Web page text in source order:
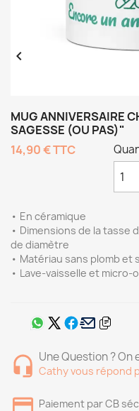

MUG ANNIVERSAIRE
SAGESSE (OU PAS)"
14,90 €TTC
• En céramique
• Dimensions de la tasse
de diamètre
• Matériau sans plomb et
• Lave-vaisselle et micro-
Une Question ? On
Cathy vous répond
Paiement par CB